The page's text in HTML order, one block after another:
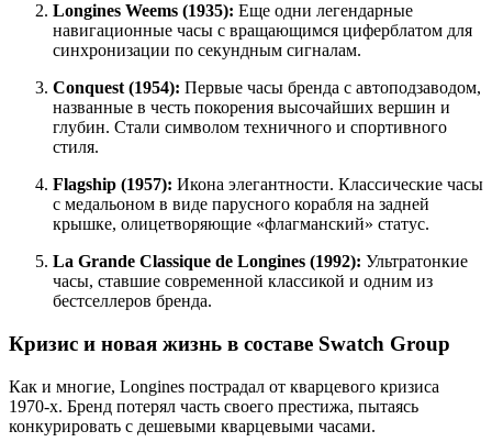
Longines Weems (1935): Еще одни легендарные
навигационные часы с вращающимся циферблатом для
синхронизации по секундным сигналам.
Conquest (1954): Первые часы бренда с автоподзаводом,
названные в честь покорения высочайших вершин и
глубин. Стали символом техничного и спортивного
стиля.
Flagship (1957): Икона элегантности. Классические часы
с медальоном в виде парусного корабля на задней
крышке, олицетворяющие «флагманский» статус.
La Grande Classique de Longines (1992): Ультратонкие
часы, ставшие современной классикой и одним из
бестселлеров бренда.
Кризис и новая жизнь в составе Swatch Group
Как и многие, Longines пострадал от кварцевого кризиса
1970-х. Бренд потерял часть своего престижа, пытаясь
конкурировать с дешевыми кварцевыми часами.